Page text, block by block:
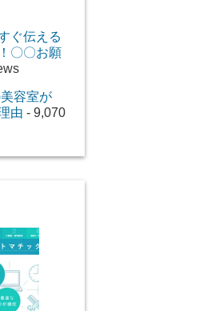
ぐ伝える
〇〇お願
容室が
由 - 9,070